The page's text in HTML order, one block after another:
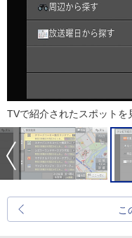
TVで紹介されたスポットを
こ